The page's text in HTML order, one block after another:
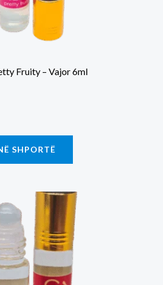
Fruity – Vajor 6ml
SHPORTË